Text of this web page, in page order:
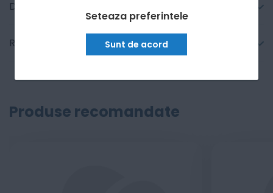
Seteaza preferintele
Sunt de acord
Detalii tehnice
Recenzii
Produse recomandate